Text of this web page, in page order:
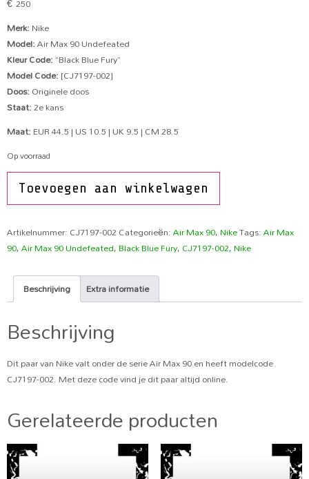
Merk:Nike
Model:Air Max 90 Undefeated
Kleur Code:“Black Blue Fury”
Model Code:[CJ7197-002]
Doos:Originele doos
Staat:2e kans
Maat:EUR 44.5 | US 10.5 | UK 9.5 | CM 28.5
Op voorraad
Toevoegen aan winkelwagen
Artikelnummer:CJ7197-002Categorieën:Air Max 90,NikeTags:Air Max
90,Air Max 90 Undefeated,Black Blue Fury,CJ7197-002,Nike
Beschrijving Extra informatie
Beschrijving
Dit paar van Nike valt onder de serie Air Max 90 en heeft modelcode
CJ7197-002. Met deze code vind je dit paar altijd online.
Gerelateerde producten